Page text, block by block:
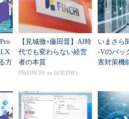
LX
方
【見城徹×藤田晋】AI時
代でも変わらない経営
者の本質
PR(FINCHI on GOETHE)
いまさら
-Vのバッ
害対策機